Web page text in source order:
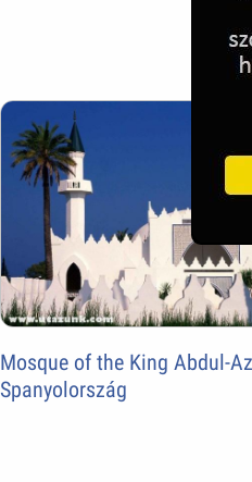
Mosque of the King Abdul-
Spanyolország